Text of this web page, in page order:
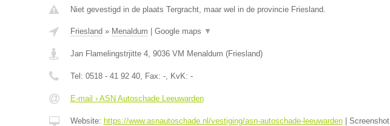
Niet gevestigd in de plaats Tergracht, maar wel in de provincie Friesland.
Friesland » Menaldum Google maps ▼
Jan Flamelingstrjitte 4, 9036 VM Menaldum (Friesland)
Tel: 0518 - 41 92 40, Fax: -, KvK: -
E-mail › ASN Autoschade Leeuwarden
Website: https://www.asnautoschade.nl/vestiging/asn-autoschade-leeuwarden| Screenshot